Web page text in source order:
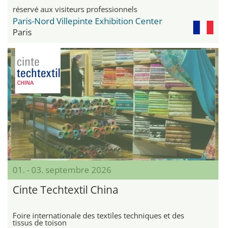
réservé aux visiteurs professionnels
Paris-Nord Villepinte Exhibition Center
Paris
01. - 03. septembre 2026
Cinte Techtextil China
Foire internationale des textiles techniques et des
tissus de toison